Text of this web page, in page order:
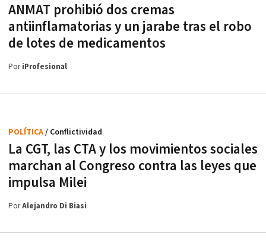
ANMAT prohibió dos cremas
antiinflamatorias y un jarabe tras el robo
de lotes de medicamentos
PoriProfesional
La CGT, las CTA y los movimientos sociales
marchan al Congreso contra las leyes que
impulsa Milei
POLÍTICA/ Conflictividad
PorAlejandro Di Biasi